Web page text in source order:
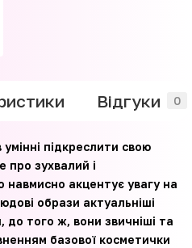
Відгуки 0
підкреслити свою
про зухвалий і
акцентує увагу на
образи актуальніші
того ж, вони звичніші та
базової косметички